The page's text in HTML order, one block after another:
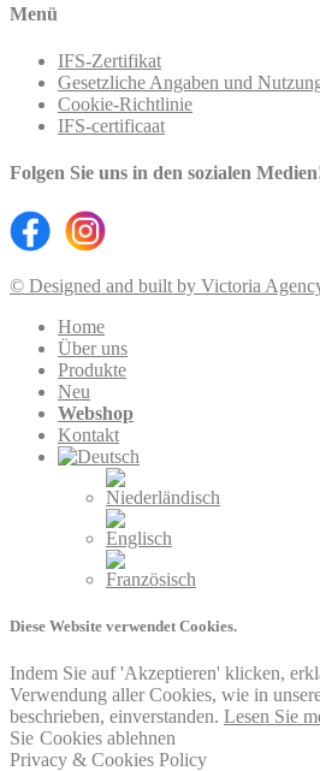
Menü
IFS-Zertifikat
Gesetzliche Angaben und
Cookie-Richtlinie
IFS-certificaat
Folgen Sie uns in den sozialen
© Designed and built by Victoria
Home
Über uns
Produkte
Neu
Webshop
Kontakt
Diese Website verwendet Cookies.
Indem Sie auf 'Akzeptieren' klicken,
Verwendung aller Cookies, wie in
beschrieben, einverstanden. Lesen Sie
Sie Cookies ablehnen
Privacy & Cookies Policy